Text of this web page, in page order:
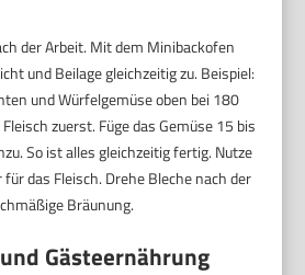
der Arbeit. Mit dem Minibackofen
und Beilage gleichzeitig zu. Beispiel:
und Würfelgemüse oben bei 180
zuerst. Füge das Gemüse 15 bis
So ist alles gleichzeitig fertig. Nutze
das Fleisch. Drehe Bleche nach der
Bräunung.
Gästeernährung